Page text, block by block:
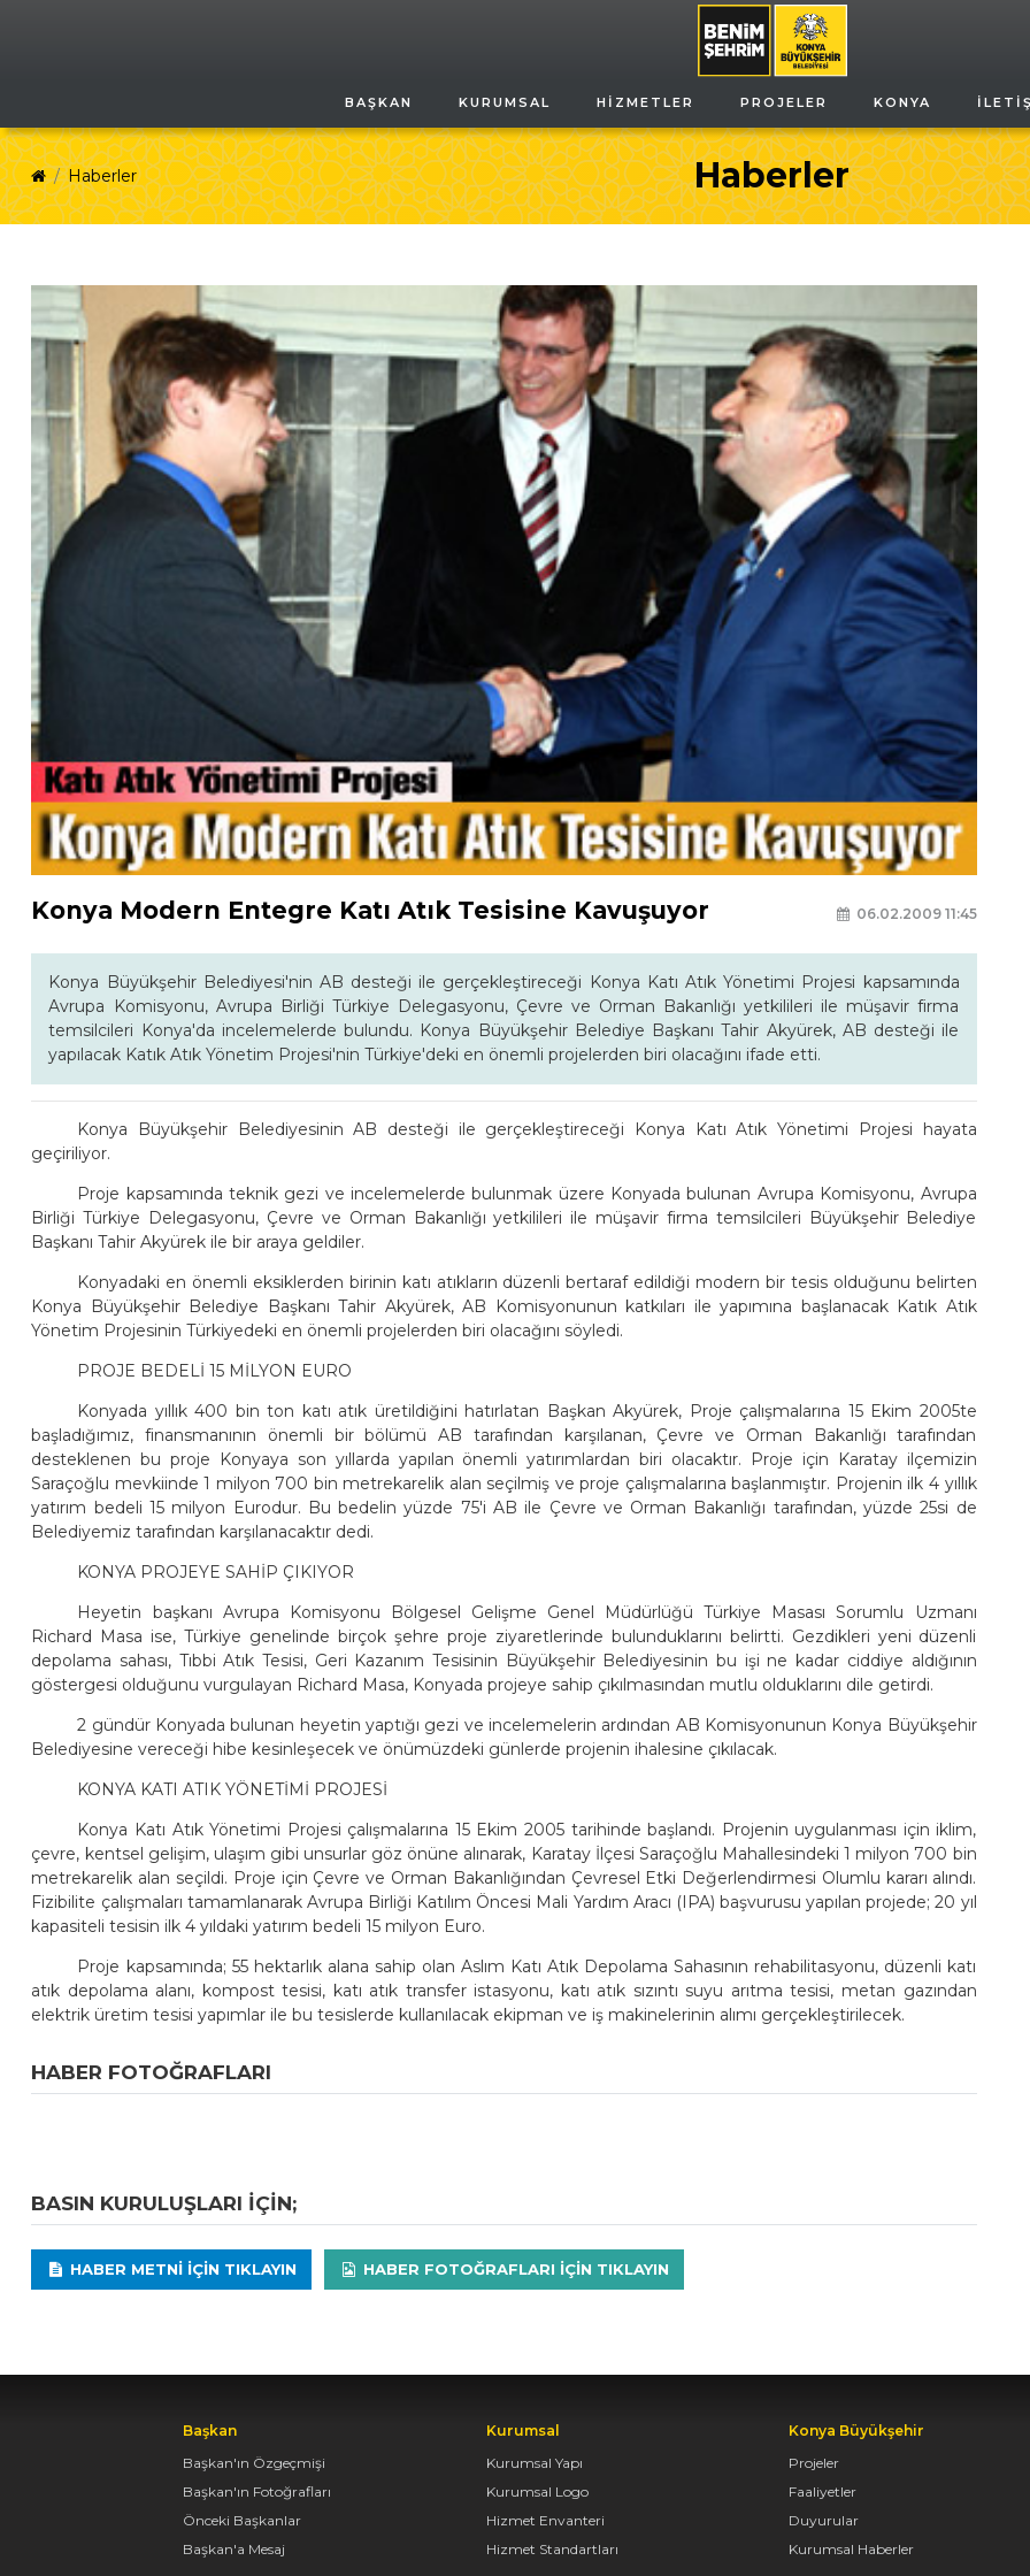
BAŞKAN KURUMSAL HIZMETLER PROJELER KONYA
Haberler
Haberler
Konya Modern Entegre Katı Atık Tesisine Kavuşuyor 06.02.2009 11:45
Konya Büyükşehir Belediyesi'nin AB desteği ile gerçekleştireceği Konya Katı Atık Yönetimi Projesi kapsamında
Avrupa Komisyonu, Avrupa Birliği Türkiye Delegasyonu, Çevre ve Orman Bakanlığı yetkilileri ile müşavir firma
temsilcileri Konya'da incelemelerde bulundu. Konya Büyükşehir Belediye Başkanı Tahir Akyürek, AB desteği ile
yapılacak Katık Atık Yönetim Projesi'nin Türkiye'deki en önemli projelerden biri olacağını ifade etti.
Konya Büyükşehir Belediyesinin AB desteği ile gerçekleştireceği Konya Katı Atık Yönetimi Projesi hayata
geçiriliyor.
Proje kapsamında teknik gezi ve incelemelerde bulunmak üzere Konyada bulunan Avrupa Komisyonu, Avrupa
Birliği Türkiye Delegasyonu, Çevre ve Orman Bakanlığı yetkilileri ile müşavir firma temsilcileri Büyükşehir Belediye
Başkanı Tahir Akyürek ile bir araya geldiler.
Konyadaki en önemli eksiklerden birinin katı atıkların düzenli bertaraf edildiği modern bir tesis olduğunu belirten
Konya Büyükşehir Belediye Başkanı Tahir Akyürek, AB Komisyonunun katkıları ile yapımına başlanacak Katık Atık
Yönetim Projesinin Türkiyedeki en önemli projelerden biri olacağını söyledi.
PROJE BEDELİ 15 MİLYON EURO
Konyada yıllık 400 bin ton katı atık üretildiğini hatırlatan Başkan Akyürek, Proje çalışmalarına 15 Ekim 2005te
başladığımız, finansmanının önemli bir bölümü AB tarafından karşılanan, Çevre ve Orman Bakanlığı tarafından
desteklenen bu proje Konyaya son yıllarda yapılan önemli yatırımlardan biri olacaktır. Proje için Karatay ilçemizin
Saraçoğlu mevkiinde 1 milyon 700 bin metrekarelik alan seçilmiş ve proje çalışmalarına başlanmıştır. Projenin ilk 4 yıllık
yatırım bedeli 15 milyon Eurodur. Bu bedelin yüzde 75'i AB ile Çevre ve Orman Bakanlığı tarafından, yüzde 25si de
Belediyemiz tarafından karşılanacaktır dedi.
KONYA PROJEYE SAHİP ÇIKIYOR
Heyetin başkanı Avrupa Komisyonu Bölgesel Gelişme Genel Müdürlüğü Türkiye Masası Sorumlu Uzmanı
Richard Masa ise, Türkiye genelinde birçok şehre proje ziyaretlerinde bulunduklarını belirtti. Gezdikleri yeni düzenli
depolama sahası, Tıbbi Atık Tesisi, Geri Kazanım Tesisinin Büyükşehir Belediyesinin bu işi ne kadar ciddiye aldığının
göstergesi olduğunu vurgulayan Richard Masa, Konyada projeye sahip çıkılmasından mutlu olduklarını dile getirdi.
2 gündür Konyada bulunan heyetin yaptığı gezi ve incelemelerin ardından AB Komisyonunun Konya Büyükşehir
Belediyesine vereceği hibe kesinleşecek ve önümüzdeki günlerde projenin ihalesine çıkılacak.
KONYA KATI ATIK YÖNETİMİ PROJESİ
Konya Katı Atık Yönetimi Projesi çalışmalarına 15 Ekim 2005 tarihinde başlandı. Projenin uygulanması için iklim,
çevre, kentsel gelişim, ulaşım gibi unsurlar göz önüne alınarak, Karatay İlçesi Saraçoğlu Mahallesindeki 1 milyon 700 bin
metrekarelik alan seçildi. Proje için Çevre ve Orman Bakanlığından Çevresel Etki Değerlendirmesi Olumlu kararı alındı.
Fizibilite çalışmaları tamamlanarak Avrupa Birliği Katılım Öncesi Mali Yardım Aracı (IPA) başvurusu yapılan projede; 20 yıl
kapasiteli tesisin ilk 4 yıldaki yatırım bedeli 15 milyon Euro.
Proje kapsamında; 55 hektarlık alana sahip olan Aslım Katı Atık Depolama Sahasının rehabilitasyonu, düzenli katı
atık depolama alanı, kompost tesisi, katı atık transfer istasyonu, katı atık sızıntı suyu arıtma tesisi, metan gazından
elektrik üretim tesisi yapımlar ile bu tesislerde kullanılacak ekipman ve iş makinelerinin alımı gerçekleştirilecek.
HABER FOTOĞRAFLARI
BASIN KURULUŞLARI IÇIN;
HABER METNI IÇIN TIKLAYIN HABER FOTOĞRAFLARI IÇIN TIKLAYIN
Başkan
Başkan'ın Özgeçmişi
Başkan'ın Fotoğrafları
Önceki Başkanlar
Başkan'a Mesaj
Kurumsal
Kurumsal Yapı
Kurumsal Logo
Hizmet Envanteri
Hizmet Standartları
Konya Büyükşehir
Projeler
Faaliyetler
Duyurular
Kurumsal Haberler